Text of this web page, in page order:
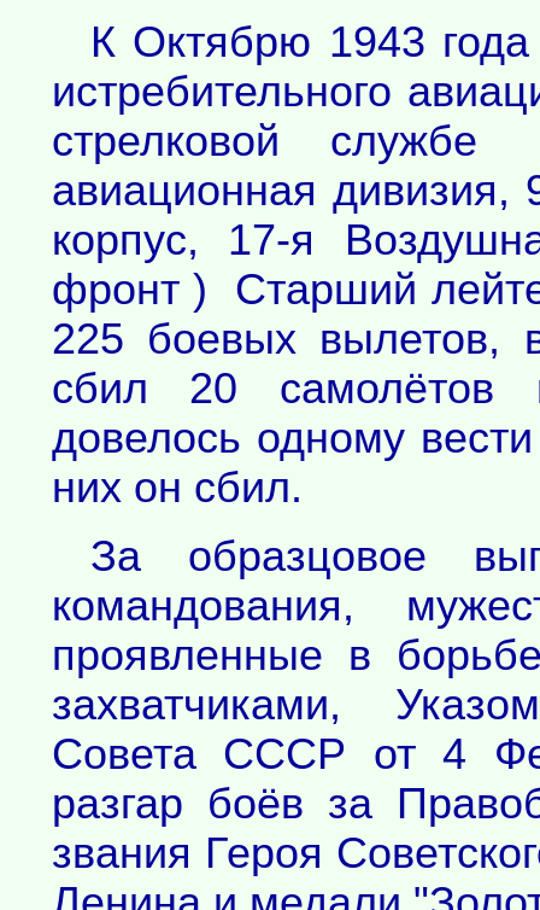
К Октябрю 1943
истребительного
стрелковой
авиационная
корпус, 17-я
фронт ) Старший
225 боевых вылетов,
сбил 20 самолётов
довелось одному
них он сбил.
За образцовое
командования,
проявленные в
захватчиками,
Совета СССР от 4
разгар боёв за
звания Героя